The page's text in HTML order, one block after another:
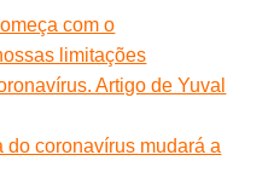
com o
limitações
Artigo de Yuval
do coronavírus mudará a